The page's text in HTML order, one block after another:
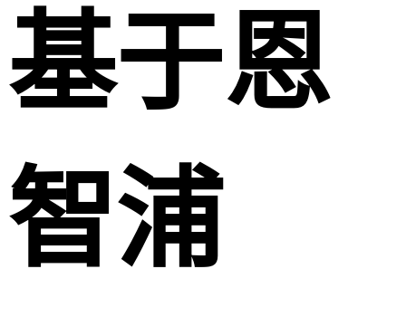
基于恩
智浦